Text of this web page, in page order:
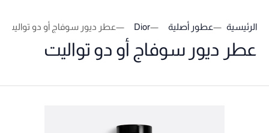
الرئيسية عطور أصلية Dior عطر ديور سوفاج أو دو تواليت
عطر ديور سوفاج أو دو تواليت